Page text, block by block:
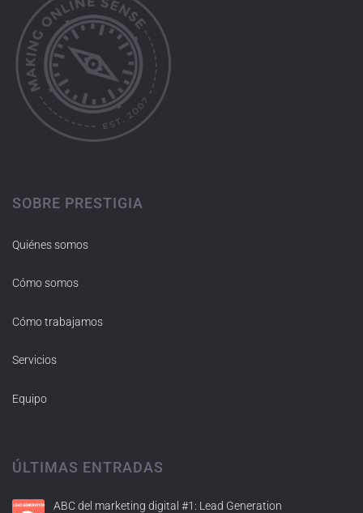
SOBRE PRESTIGIA
Quiénes somos
Cómo somos
Cómo trabajamos
Servicios
Equipo
ÚLTIMAS ENTRADAS
ABC del marketing digital #1: Lead Generation